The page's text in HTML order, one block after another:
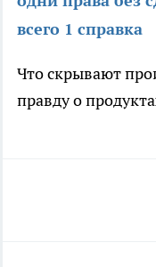
всего 1 справка
Что скрывают
правду о